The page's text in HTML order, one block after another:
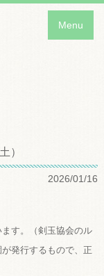
Menu
）
2026/01/16
す。（剣玉協会のル
発行するもので、正